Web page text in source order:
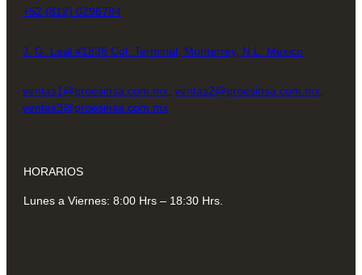
+52 (812) 0296784
J. G. Leal #1836 Col. Terminal, Monterrey, N.L. México
ventas1@proesinsa.com.mx ventas2@proesinsa.com.mx
ventas3@proesinsa.com.mx
HORARIOS
Lunes a Viernes: 8:00 Hrs – 18:30 Hrs.